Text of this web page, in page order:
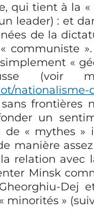
qui tient à la «
leader) : et
de la
communiste ».
«
un
de « mythes
manière
relation avec
Minsk
Dej
»